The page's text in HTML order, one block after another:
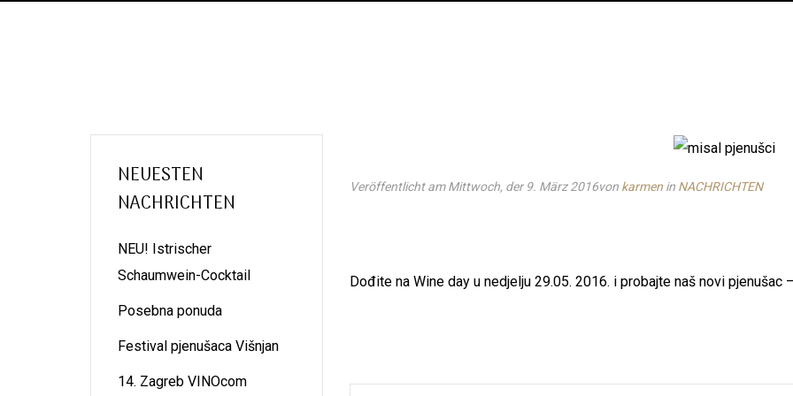
Veröffentlicht am Mittwoch, der 9. März 2016von karmenin NACHRICHTEN
Dođite na Wine day u nedjelju 29.05. 2016. i probajte naš novi pjenušac
NEUESTEN
NACHRICHTEN
NEU! Istrischer
Schaumwein-Cocktail
Posebna ponuda
Festival pjenušaca Višnjan
14. Zagreb VINOcom